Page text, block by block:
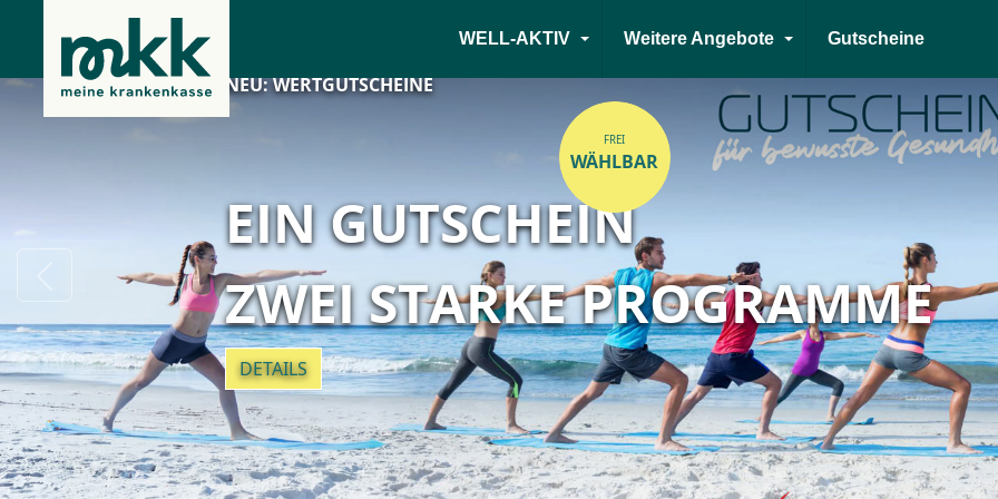
WELL-AKTIV Weitere Angebote Gutscheine
NEU: WERTGUTSCHEINE
EIN GUTSCHEIN
ZWEI STARKE PROGRAMME
DETAILS
FREI
WÄHLBAR
Previous